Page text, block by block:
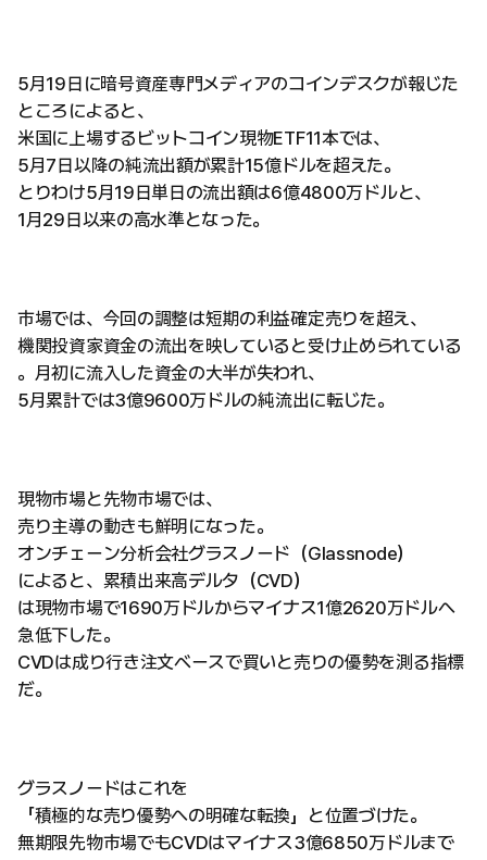
5月19日に暗号資産専門メディアのコインデスクが報じた
ところによると、
米国に上場するビットコイン現物ETF11本では、
5月7日以降の純流出額が累計15億ドルを超えた。
とりわけ5月19日単日の流出額は6億4800万ドルと、
1月29日以来の高水準となった。
市場では、今回の調整は短期の利益確定売りを超え、
機関投資家資金の流出を映していると受け止められている
。月初に流入した資金の大半が失われ、
5月累計では3億9600万ドルの純流出に転じた。
現物市場と先物市場では、
売り主導の動きも鮮明になった。
オンチェーン分析会社グラスノード（Glassnode）
によると、累積出来高デルタ（CVD）
は現物市場で1690万ドルからマイナス1億2620万ドルへ
急低下した。
CVDは成り行き注文ベースで買いと売りの優勢を測る指標
だ。
グラスノードはこれを
「積極的な売り優勢への明確な転換」と位置づけた。
無期限先物市場でもCVDはマイナス3億6850万ドルまで